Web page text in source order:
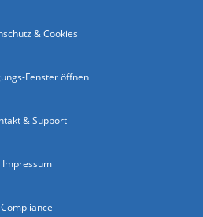
& Cookies
Fenster öffnen
& Support
Impressum
Compliance